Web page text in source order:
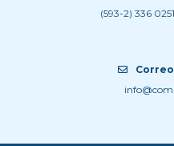
(593-2) 336